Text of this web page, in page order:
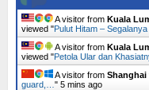
A visitor from Kuala
viewed "Pulut Hitam – Segalanya
A visitor from Kuala
viewed "Petola Ular dan
A visitor from Shanghai
guard,… " 5 mins ago